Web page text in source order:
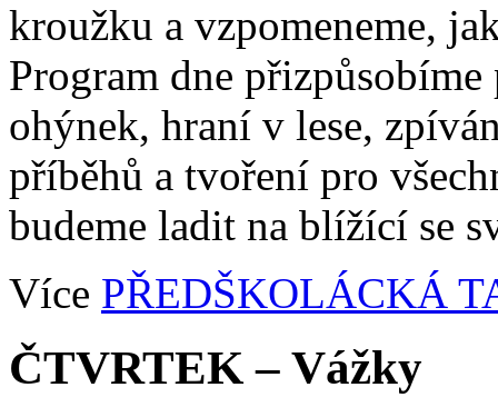
kroužku a vzpomeneme,
Program dne
ohýnek, hraní v lese,
příběhů a tvoření pro
budeme ladit na blížící se
Více PŘEDŠKOLÁCKÁ
ČTVRTEK – Vážky